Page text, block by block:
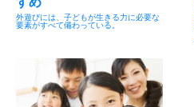
外遊びには、子どもが生きる力に必要な
要素がすべて備わっている。